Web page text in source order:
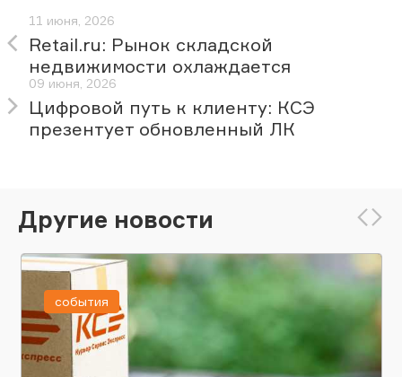
11 июня, 2026
Retail.ru: Рынок складской
недвижимости охлаждается
09 июня, 2026
Цифровой путь к клиенту: КСЭ
презентует обновленный ЛК
Другие новости
события